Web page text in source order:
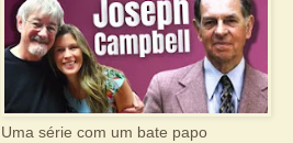
Uma série com um bate papo